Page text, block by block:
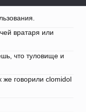
вратаря или
что туловище и
же говорили clomidol